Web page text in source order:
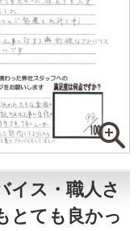
イス・職人さ
とても良かっ